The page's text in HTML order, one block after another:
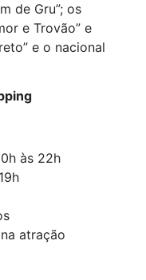
de Gru”; os
e Trovão” e
e o nacional
às 22h
atração